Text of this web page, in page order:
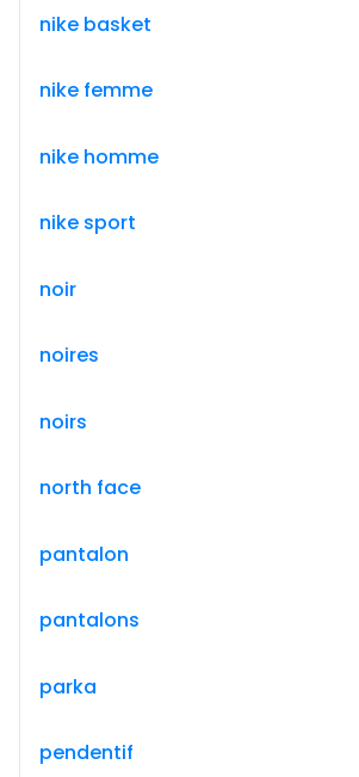
nike basket
nike femme
nike homme
nike sport
noir
noires
noirs
north face
pantalon
pantalons
parka
pendentif